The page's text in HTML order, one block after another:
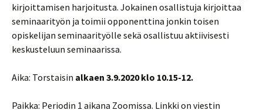
kirjoittamisen harjoitusta. Jokainen osallistuja kirjoittaa
seminaarityön ja toimii opponenttina jonkin toisen
opiskelijan seminaarityölle sekä osallistuu aktiivisesti
keskusteluun seminaarissa.
Aika: Torstaisin alkaen 3.9.2020 klo 10.15-12.
Paikka: Periodin 1 aikana Zoomissa. Linkki on viestin